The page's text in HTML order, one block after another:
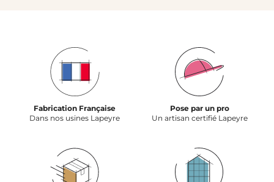
Fabrication Française
Dans nos usines Lapeyre
Pose par un pro
Un artisan certifié Lapeyre